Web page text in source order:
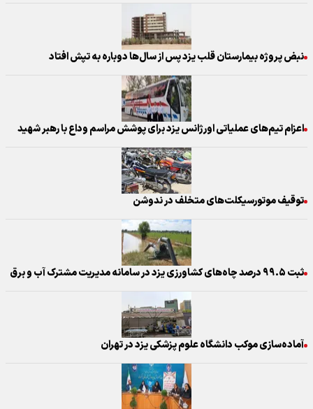
نبض پروژه بیمارستان قلب یزد پس از سال‌ها دوباره به تپش افتاد
اعزام تیم‌های عملیاتی اورژانس یزد برای پوشش مراسم وداع با رهبر شهید
توقیف موتورسیکلت‌های متخلف در ندوشن
ثبت ۹۹.۵ درصد چاه‌های کشاورزی یزد در سامانه مدیریت مشترک آب و برق
آماده‌سازی موکب دانشگاه علوم پزشکی یزد در تهران